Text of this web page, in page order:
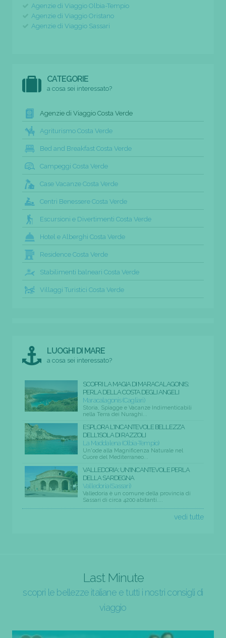
Agenzie di Viaggio Olbia-Tempio
Agenzie di Viaggio Oristano
Agenzie di Viaggio Sassari
CATEGORIE
a cosa sei interessato?
Agenzie di Viaggio Costa Verde
Agriturismo Costa Verde
Bed and Breakfast Costa Verde
Campeggi Costa Verde
Case Vacanze Costa Verde
Centri Benessere Costa Verde
Escursioni e Divertimenti Costa Verde
Hotel e Alberghi Costa Verde
Residence Costa Verde
Stabilimenti balneari Costa Verde
Villaggi Turistici Costa Verde
LUOGHI DI MARE
a cosa sei interessato?
SCOPRI LA MAGIA DI MARACALAGONIS:
PERLA DELLA COSTA DEGLI ANGELI
Maracalagonis (Cagliari)
Storia, Spiagge e Vacanze Indimenticabili
nella Terra dei Nuraghi...
ESPLORA L'INCANTEVOLE BELLEZZA
DELL'ISOLA DI RAZZOLI
La Maddalena (Olbia-Tempio)
Un'ode alla Magnificenza Naturale nel
Cuore del Mediterraneo...
VALLEDORIA: UN'INCANTEVOLE PERLA
DELLA SARDEGNA
Valledoria (Sassari)
Valledoria è un comune della provincia di
Sassari di circa 4200 abitanti....
vedi tutte
Last Minute
scopri le bellezze italiane e tutti i nostri consigli di
viaggio